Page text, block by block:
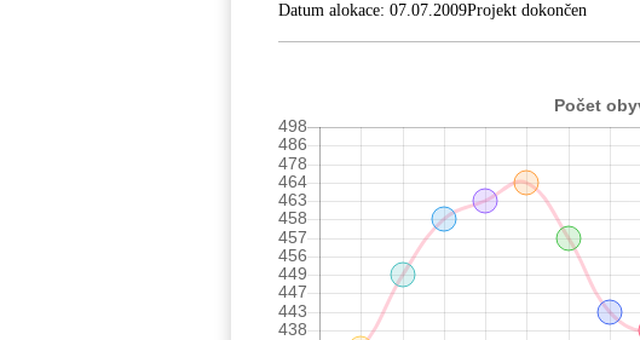
Datum alokace: 07.07.2009Projekt dokončen